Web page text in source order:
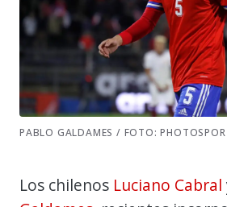
PABLO GALDAMES / FOTO:
Los chilenos Luciano Cabral